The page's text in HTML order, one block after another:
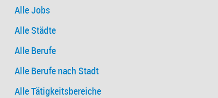
Alle Jobs
Alle Städte
Alle Berufe
Alle Berufe nach Stadt
Alle Tätigkeitsbereiche